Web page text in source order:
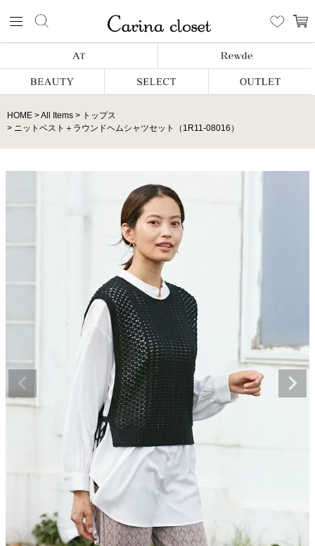
HOME All Items
トップス
ニットベスト＋ラウンドヘムシャツセット（1R11-08016）